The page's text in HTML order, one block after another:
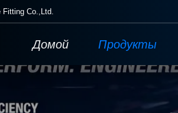
Co.,Ltd.
Домой Продукты